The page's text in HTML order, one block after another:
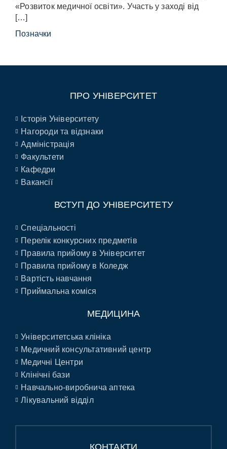
«Розвиток медичної освіти». Участь у заході від
[…]
Позначки
ПРО УНІВЕРСИТЕТ
Історія Університету
Нагороди та відзнаки
Адміністрація
Факультети
Кафедри
Вакансії
ВСТУП ДО УНІВЕРСИТЕТУ
Спеціальності
Перелік конкурсних предметів
Правила прийому в Університет
Правила прийому в Коледж
Вартість навчання
Приймальна коміся
МЕДИЦИНА
Університетська клініка
Медичний консультативний центр
Медичні Центри
Клінічні бази
Навчально-виробнича аптека
Лікувальний відділ
КОНТАКТИ